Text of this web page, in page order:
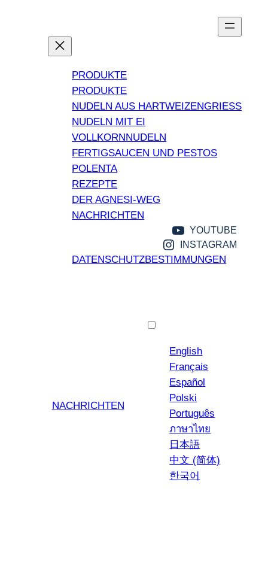
PRODUKTE
PRODUKTE
NUDELN AUS HARTWEIZENGRIESS
NUDELN MIT EI
VOLLKORNNUDELN
FERTIGSAUCEN UND PESTOS
POLENTA
REZEPTE
DER AGNESI-WEG
NACHRICHTEN
YOUTUBE
INSTAGRAM
DATENSCHUTZBESTIMMUNGEN
NACHRICHTEN
English
Français
Español
Polski
Português
ภาษาไทย
日本語
中文 (简体)
한국어